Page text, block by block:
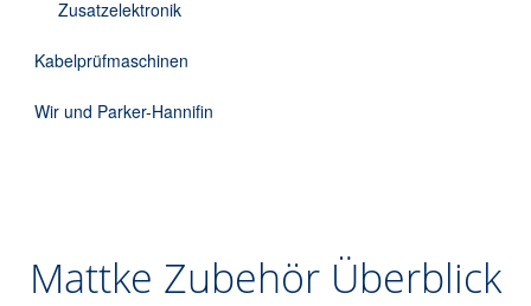
Zusatzelektronik
Kabelprüfmaschinen
Wir und Parker-Hannifin
Mattke Zubehör Überblick